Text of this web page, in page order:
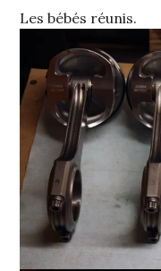
Les bébés réunis.